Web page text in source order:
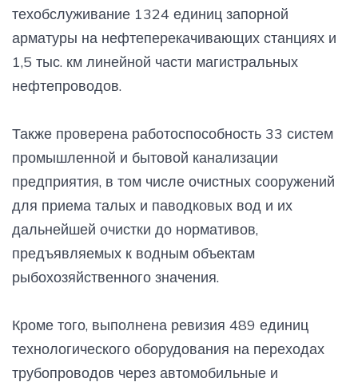
техобслуживание 1324 единиц запорной
арматуры на нефтеперекачивающих станциях и
1,5 тыс. км линейной части магистральных
нефтепроводов.
Также проверена работоспособность 33 систем
промышленной и бытовой канализации
предприятия, в том числе очистных сооружений
для приема талых и паводковых вод и их
дальнейшей очистки до нормативов,
предъявляемых к водным объектам
рыбохозяйственного значения.
Кроме того, выполнена ревизия 489 единиц
технологического оборудования на переходах
трубопроводов через автомобильные и